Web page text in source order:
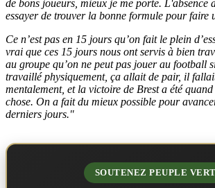
de bons joueurs, mieux je me porte. L'absence
essayer de trouver la bonne formule pour faire
Ce n’est pas en 15 jours qu’on fait le plein
vrai que ces 15 jours nous ont servis à bien
au groupe qu’on ne peut pas jouer au football
travaillé physiquement, ça allait de pair, il
mentalement, et la victoire de Brest a été
chose. On a fait du mieux possible pour
derniers jours."
SOUTENEZ PEUPLE VERT